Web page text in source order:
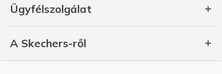
Ügyfélszolgálat
A Skechers-ről